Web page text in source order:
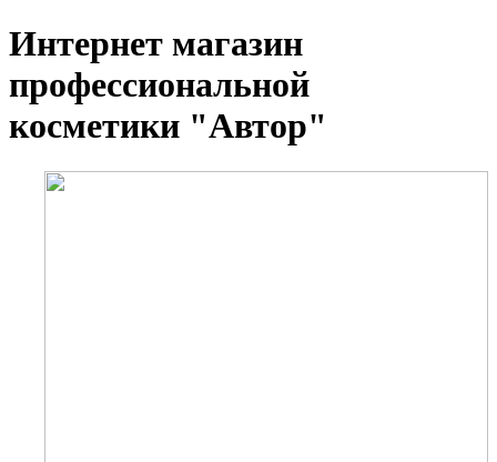
Интернет магазин
профессиональной
косметики "Автор"